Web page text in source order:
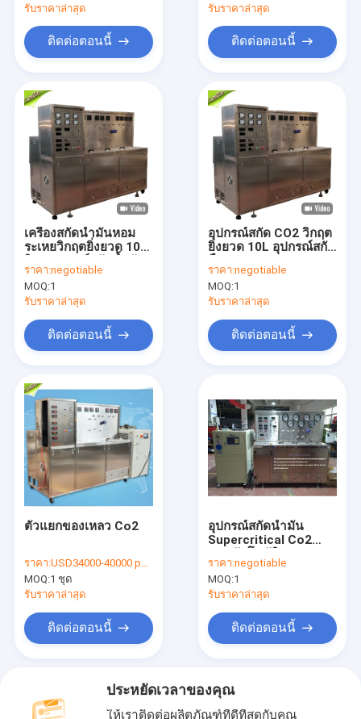
รับราคาล่าสุด
ติดต่อตอนนี้
รับราคาล่าสุด
ติดต่อตอนนี้
เครื่องสกัดน้ำมันหอม
ระเหยวิกฤตยิ่งยวด 10
หอมระเหย
ราคา:negotiable
MOQ:1
รับราคาล่าสุด
ติดต่อตอนนี้
อุปกรณ์สกัด CO2 วิกฤต
ยิ่งยวด 10L อุปกรณ์สกัด
ราคา:negotiable
MOQ:1
รับราคาล่าสุด
ติดต่อตอนนี้
ตัวแยกของเหลว Co2
ราคา:USD34000-40000 per set
MOQ:1 ชุด
รับราคาล่าสุด
ติดต่อตอนนี้
อุปกรณ์สกัดน้ำมัน
Supercritical Co2
ประสิทธิภาพสูง 2800 X
2500 X 2000 มม
ราคา:negotiable
MOQ:1
รับราคาล่าสุด
ติดต่อตอนนี้
ประหยัดเวลาของคุณ
ให้เราติดต่อผลิตภัณฑ์ที่ดีที่สุดกับคุณ